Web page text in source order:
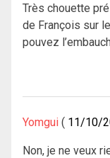
Très chouette
de François sur
pouvez
Yomgui 11/10/
Non, je ne veux